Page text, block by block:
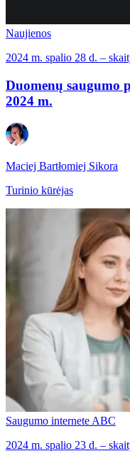
Naujienos
2024 m. spalio 28 d. –
Duomenų saugumo
2024 m.
Maciej Bartłomiej Sikora
Turinio kūrėjas
Saugumo internete ABC
2024 m. spalio 23 d. –